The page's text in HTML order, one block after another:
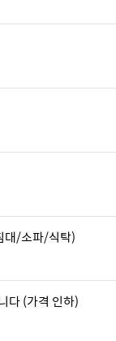
대/소파/식탁)
다 (가격 인하)